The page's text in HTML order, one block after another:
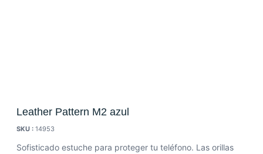
Leather Pattern M2 azul
SKU : 14953
Sofisticado estuche para proteger tu teléfono. Las orillas